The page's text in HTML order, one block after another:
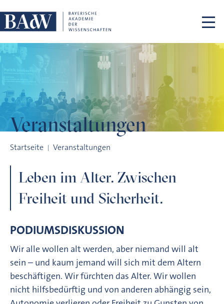
Veranstaltungen
Startseite Veranstaltungen
Leben im Alter. Zwischen
Freiheit und Sicherheit.
PODIUMSDISKUSSION
Wir alle wollen alt werden, aber niemand will alt
sein – und kaum jemand will sich mit dem Altern
beschäftigen. Wir fürchten das Alter. Wir wollen
nicht hilfsbedürftig und von anderen abhängig sein,